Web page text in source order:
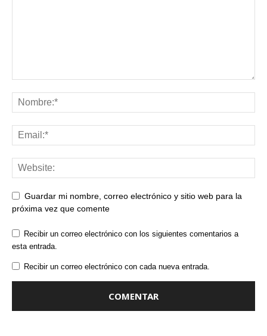
Guardar mi nombre, correo electrónico y sitio web para la
próxima vez que comente
Recibir un correo electrónico con los siguientes comentarios a
esta entrada.
Recibir un correo electrónico con cada nueva entrada.